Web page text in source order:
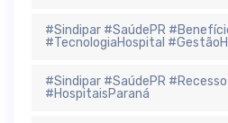
#Sindipar #SaúdePR
#TecnologiaHospital
#Sindipar #SaúdePR
#HospitaisParaná